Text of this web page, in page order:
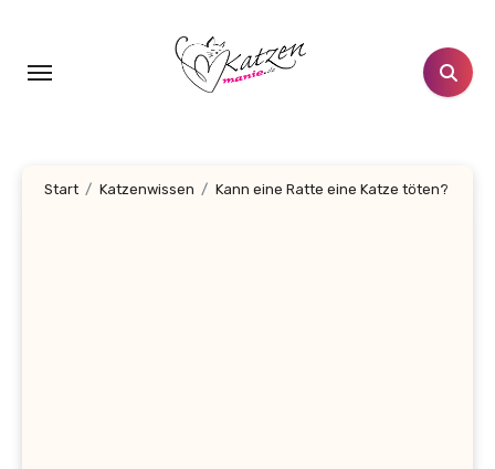
springen
Start Katzenwissen Kann eine Ratte eine Katze töten?